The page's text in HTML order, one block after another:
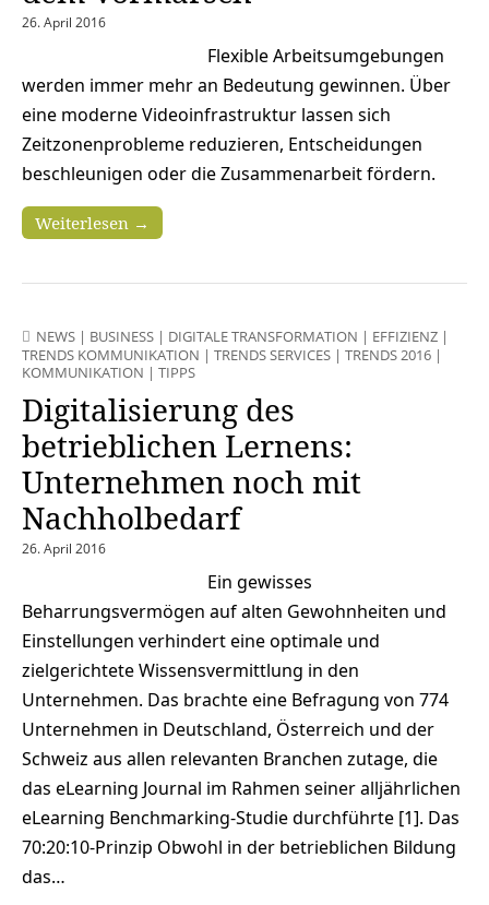
26. April 2016
Flexible Arbeitsumgebungen
werden immer mehr an Bedeutung gewinnen. Über
eine moderne Videoinfrastruktur lassen sich
Zeitzonenprobleme reduzieren, Entscheidungen
beschleunigen oder die Zusammenarbeit fördern.
Weiterlesen →
NEWS | BUSINESS | DIGITALE TRANSFORMATION | EFFIZIENZ |
TRENDS KOMMUNIKATION | TRENDS SERVICES | TRENDS 2016 |
KOMMUNIKATION | TIPPS
Digitalisierung des
betrieblichen Lernens:
Unternehmen noch mit
Nachholbedarf
26. April 2016
Ein gewisses
Beharrungsvermögen auf alten Gewohnheiten und
Einstellungen verhindert eine optimale und
zielgerichtete Wissensvermittlung in den
Unternehmen. Das brachte eine Befragung von 774
Unternehmen in Deutschland, Österreich und der
Schweiz aus allen relevanten Branchen zutage, die
das eLearning Journal im Rahmen seiner alljährlichen
eLearning Benchmarking-Studie durchführte [1]. Das
70:20:10-Prinzip Obwohl in der betrieblichen Bildung
das…